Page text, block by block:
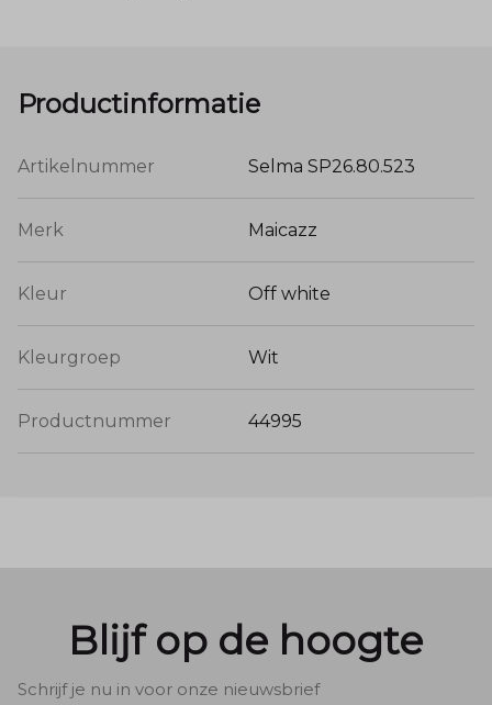
Productinformatie
Artikelnummer Selma SP26.80.523
Merk Maicazz
Kleur Off white
Kleurgroep Wit
Productnummer 44995
Blijf op de hoogte
Schrijf je nu in voor onze nieuwsbrief